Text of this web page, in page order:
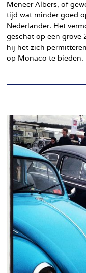
Meneer Albers, of
tijd wat minder goed
Nederlander. Het
geschat op een grove
hij het zich
op Monaco te